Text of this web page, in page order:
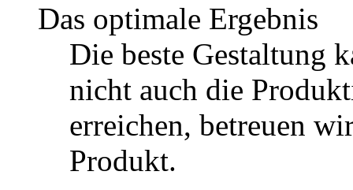
Das optimale Ergebnis
Die beste Gestaltung
nicht auch die
erreichen, betreuen
Produkt.